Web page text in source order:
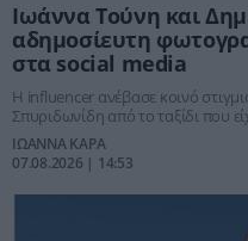
Ιωάννα Τούνη και
αδημοσίευτη
στα social media
Η influencer ανέβασε κοινό
Σπυριδωνίδη από το ταξίδι που
ΙΩΑΝΝΑ ΚΑΡΑ
07.08.2026 | 14:53